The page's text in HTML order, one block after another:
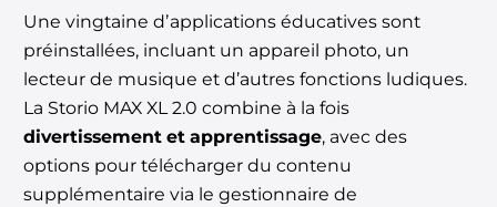
Une vingtaine dʼapplications éducatives sont
préinstallées, incluant un appareil photo, un
lecteur de musique et d’autres fonctions ludiques.
La Storio MAX XL 2.0 combine à la fois
divertissement et apprentissage, avec des
options pour télécharger du contenu
supplémentaire via le gestionnaire de